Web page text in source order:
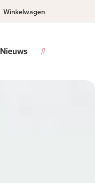
Winkelwagen
Nieuws